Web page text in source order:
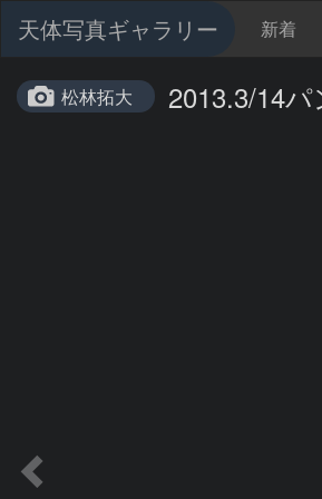
天体写真ギャラリー 新着
松林拓大 2013.3/14